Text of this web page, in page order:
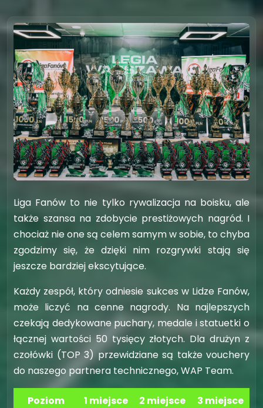
Liga Fanów to nie tylko rywalizacja na boisku, ale
także szansa na zdobycie prestiżowych nagród. I
chociaż nie one są celem samym w sobie, to chyba
zgodzimy się, że dzięki nim rozgrywki stają się
jeszcze bardziej ekscytujące.
Każdy zespół, który odniesie sukces w Lidze Fanów,
może liczyć na cenne nagrody. Na najlepszych
czekają dedykowane puchary, medale i statuetki o
łącznej wartości 50 tysięcy złotych. Dla drużyn z
czołówki (TOP 3) przewidziane są także vouchery
do naszego partnera technicznego, WAP Team.
Poziom 1 miejsce 2 miejsce
3 miejsce